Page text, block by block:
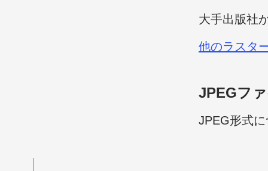
大手出版社
他のラスタ
JPEGフ
JPEG形式に